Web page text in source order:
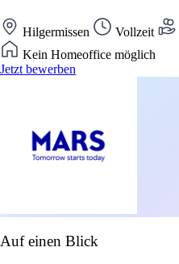
Hilgermissen Vollzeit
Kein Homeoffice möglich
Jetzt bewerben
Auf einen Blick